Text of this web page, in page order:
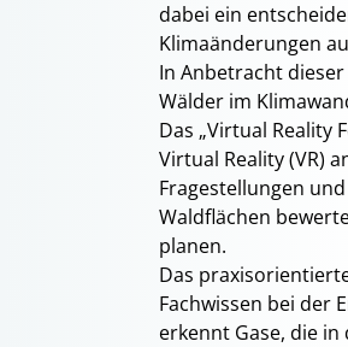
dabei ein
Klimaänderungen
In Anbetracht
Wälder im
Das „Virtual Reality
Virtual Reality (VR)
Fragestellungen
Waldflächen
planen.
Das
Fachwissen bei der
erkennt Gase, die